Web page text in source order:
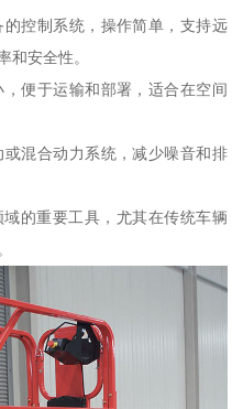
控制系统，操作简单，支持远
和安全性。
便于运输和部署，适合在空间
混合动力系统，减少噪音和排
的重要工具，尤其在传统车辆